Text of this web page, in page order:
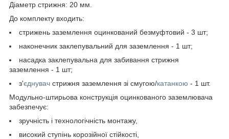
Діаметр стрижня: 20 мм.
До комплекту входить:
стрижень заземлення оцинкований безмуфтовий - 3 шт;
наконечник заклепувальний для заземлення - 1 шт;
насадка заклепувальна для забивання стрижня
заземлення - 1 шт;
з'єднувач стрижня заземлення зі смугою/катанкою - 1 шт.
Модульно-штирьова конструкція оцинкованого заземлювача
забезпечує:
зручність і технологічність монтажу,
високий ступінь корозійної стійкості,